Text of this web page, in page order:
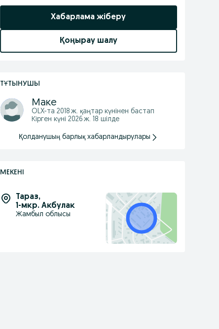
Хабарлама жіберу
Қоңырау шалу
ТҰТЫНУШЫ
Маке
OLX-та 2018 ж. қаңтаркүнінен бастап
Кірген күні 2026 ж. 18 шілде
Қолданушың барлық хабарландырулары
МЕКЕНІ
Тараз,
1-мкр. Акбулак
Жамбыл облысы